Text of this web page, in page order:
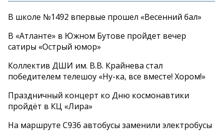
В школе №1492 впервые прошел «Весенний бал»
В «Атланте» в Южном Бутове пройдет вечер
сатиры «Острый юмор»
Коллектив ДШИ им. В.В. Крайнева стал
победителем телешоу «Ну-ка, все вместе! Хором!»
Праздничный концерт ко Дню космонавтики
пройдёт в КЦ «Лира»
На маршруте С936 автобусы заменили электробусы